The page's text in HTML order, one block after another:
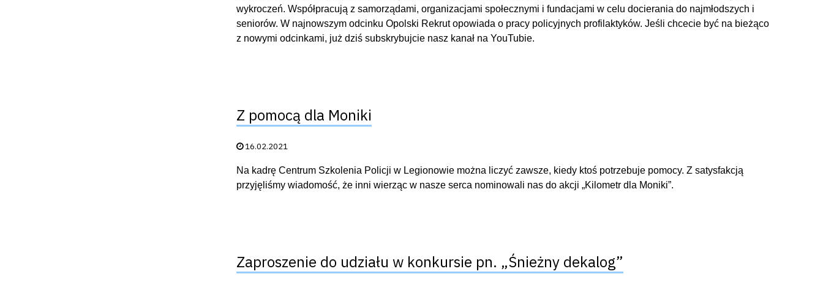
wykroczeń. Współpracują z samorządami, organizacjami społecznymi i fundacjami w celu docierania do najmłodszych i
seniorów. W najnowszym odcinku Opolski Rekrut opowiada o pracy policyjnych profilaktyków. Jeśli chcecie być na bieżąco
z nowymi odcinkami, już dziś subskrybujcie nasz kanał na YouTubie.
Z pomocą dla Moniki
Data publikacji:
16.02.2021
Na kadrę Centrum Szkolenia Policji w Legionowie można liczyć zawsze, kiedy ktoś potrzebuje pomocy. Z satysfakcją
przyjęliśmy wiadomość, że inni wierząc w nasze serca nominowali nas do akcji „Kilometr dla Moniki”.
Zaproszenie do udziału w konkursie pn. „Śnieżny dekalog”